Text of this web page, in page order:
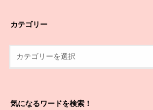
カテゴリー
気になるワードを検索！